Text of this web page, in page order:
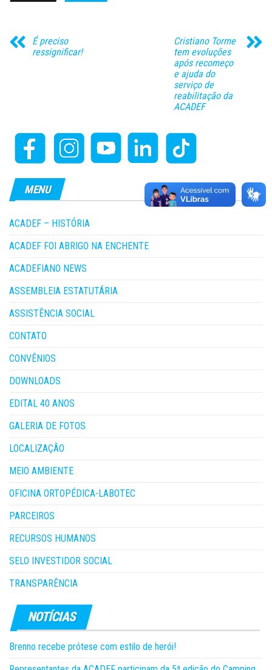
É preciso
ressignificar!
Cristiano Torme
tem evoluções
após recomeço
e ajuda do
serviço de
reabilitação da
ACADEF
MENU
ACADEF – HISTÓRIA
ACADEF FOI ABRIGO NA ENCHENTE
ACADEFIANO NEWS
ASSEMBLEIA ESTATUTÁRIA
ASSISTÊNCIA SOCIAL
CONTATO
CONVÊNIOS
DOWNLOADS
EDITAL 40 ANOS
GALERIA DE FOTOS
LOCALIZAÇÃO
MEIO AMBIENTE
OFICINA ORTOPÉDICA-LABOTEC
PARCEIROS
RECURSOS HUMANOS
SELO INVESTIDOR SOCIAL
TRANSPARÊNCIA
Brenno recebe prótese com estilo de herói!